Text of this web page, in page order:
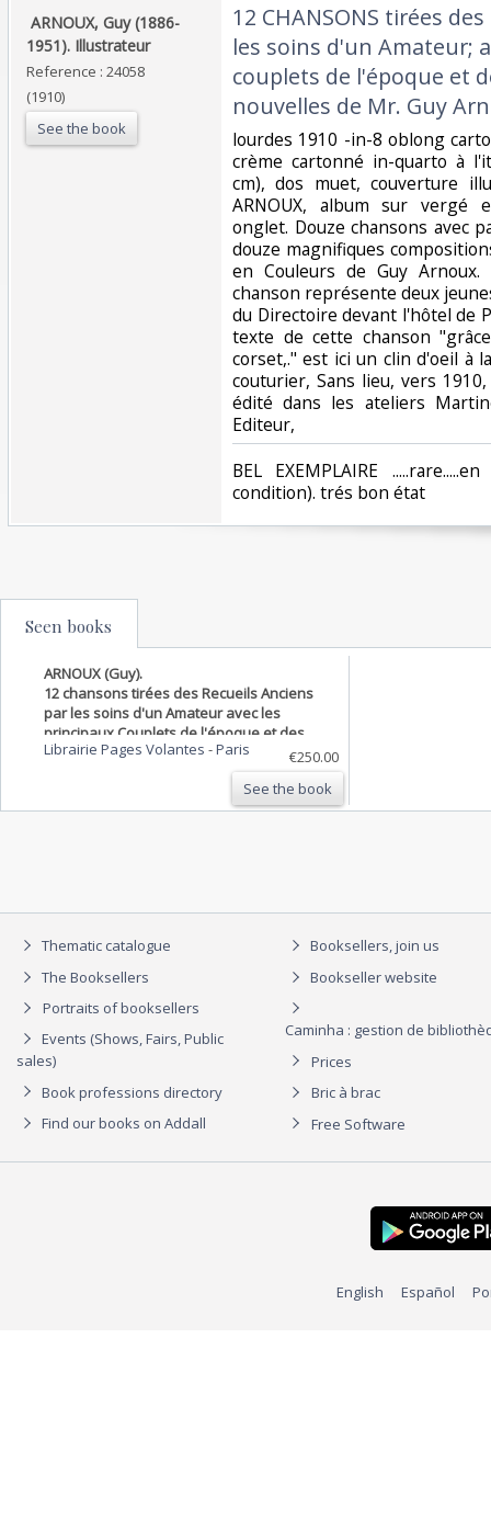
‎ ARNOUX, Guy (1886-
1951). Illustrateur‎
Reference : 24058
(1910)
See the book
‎12 CHANSONS tirées
les soins d'un Amateur;
couplets de l'époque et
nouvelles de Mr. Guy
‎lourdes 1910 -in-8 oblong
crème cartonné in-quarto à
cm), dos muet, couverture
ARNOUX, album sur vergé
onglet. Douze chansons avec
douze magnifiques
en Couleurs de Guy
chanson représente deux
du Directoire devant l'hôtel de
texte de cette chanson
corset,." est ici un clin d'oeil à
couturier, Sans lieu, vers
édité dans les ateliers
Editeur, ‎
‎BEL EXEMPLAIRE
condition). trés bon état ‎
Seen books
ARNOUX (Guy).
12 chansons tirées des Recueils Anciens
par les soins d'un Amateur avec les
principaux Couplets de l'époque et des
illustrations nouvelles de Mr Guy Arnoux,
Librairie Pages Volantes -Paris
€250.00
See the book
Thematic catalogue
The Booksellers
Portraits of booksellers
Events (Shows, Fairs, Public
sales)
Book professions directory
Find our books on Addall
Booksellers, join us
Bookseller website
Caminha : gestion de
Prices
Bric à brac
Free Software
English Español